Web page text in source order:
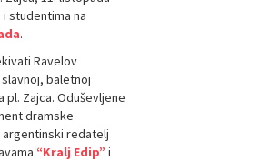
studentima na
.
Ravelov
baletnoj
pl. Zajca. Oduševljene
dramske
argentinski redatelj
“Kralj Edip” i